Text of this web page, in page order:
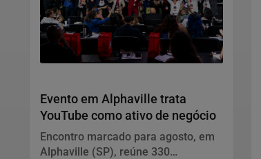
Evento em Alphaville trata
YouTube como ativo de negócio
Encontro marcado para agosto, em
Alphaville (SP), reúne 330